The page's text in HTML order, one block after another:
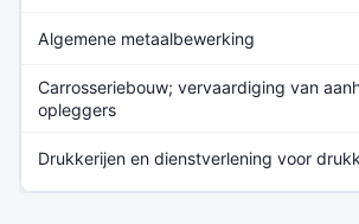
Algemene metaalbewerking
Carrosseriebouw; vervaardiging van
opleggers
Drukkerijen en dienstverlening voor